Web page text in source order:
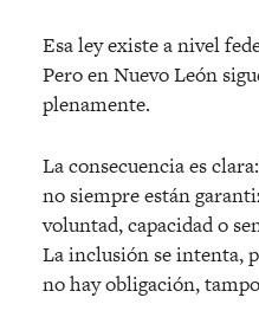
Esa ley existe a nivel
Pero en Nuevo León
plenamente.
La consecuencia es
no siempre están
voluntad, capacidad o
La inclusión se intenta,
no hay obligación,